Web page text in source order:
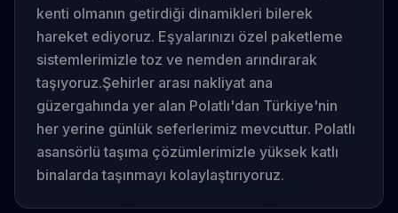
kenti olmanın getirdiği dinamikleri bilerek
hareket ediyoruz. Eşyalarınızı özel paketleme
sistemlerimizle toz ve nemden arındırarak
taşıyoruz.Şehirler arası nakliyat ana
güzergahında yer alan Polatlı'dan Türkiye'nin
her yerine günlük seferlerimiz mevcuttur. Polatlı
asansörlü taşıma çözümlerimizle yüksek katlı
binalarda taşınmayı kolaylaştırıyoruz.